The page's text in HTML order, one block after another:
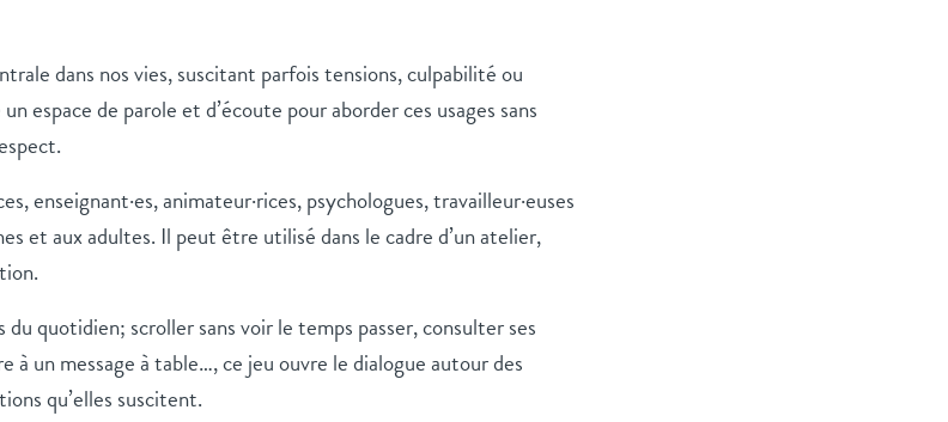
dans nos vies, suscitant parfois tensions, culpabilité ou
espace de parole et d’écoute pour aborder ces usages sans
enseignant·es, animateur·rices, psychologues, travailleur·euses
et aux adultes. Il peut être utilisé dans le cadre d’un atelier,
quotidien; scroller sans voir le temps passer, consulter ses
à un message à table…, ce jeu ouvre le dialogue autour des
qu’elles suscitent.